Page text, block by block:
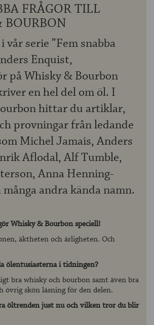
FRÅGOR TILL
BOURBON
vår serie ”Fem snabba
Enquist,
på Whisky & Bourbon
en hel del om öl. I
hittar du artiklar,
provningar från ledande
Michel Jamais, Anders
Aflodal, Alf Tumble,
Anna Henning-
andra kända namn.
Whisky & Bourbon speciell!
äktheten och ärligheten. Och
ölentusiasterna i tidningen?
bra whisky och bourbon samt även bra
övrig skön läsning för den delen.
öltrenden just nu och vilken tror du blir